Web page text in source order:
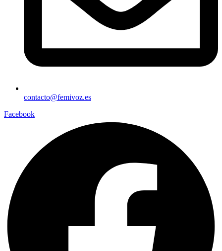
contacto@femivoz.es
Facebook